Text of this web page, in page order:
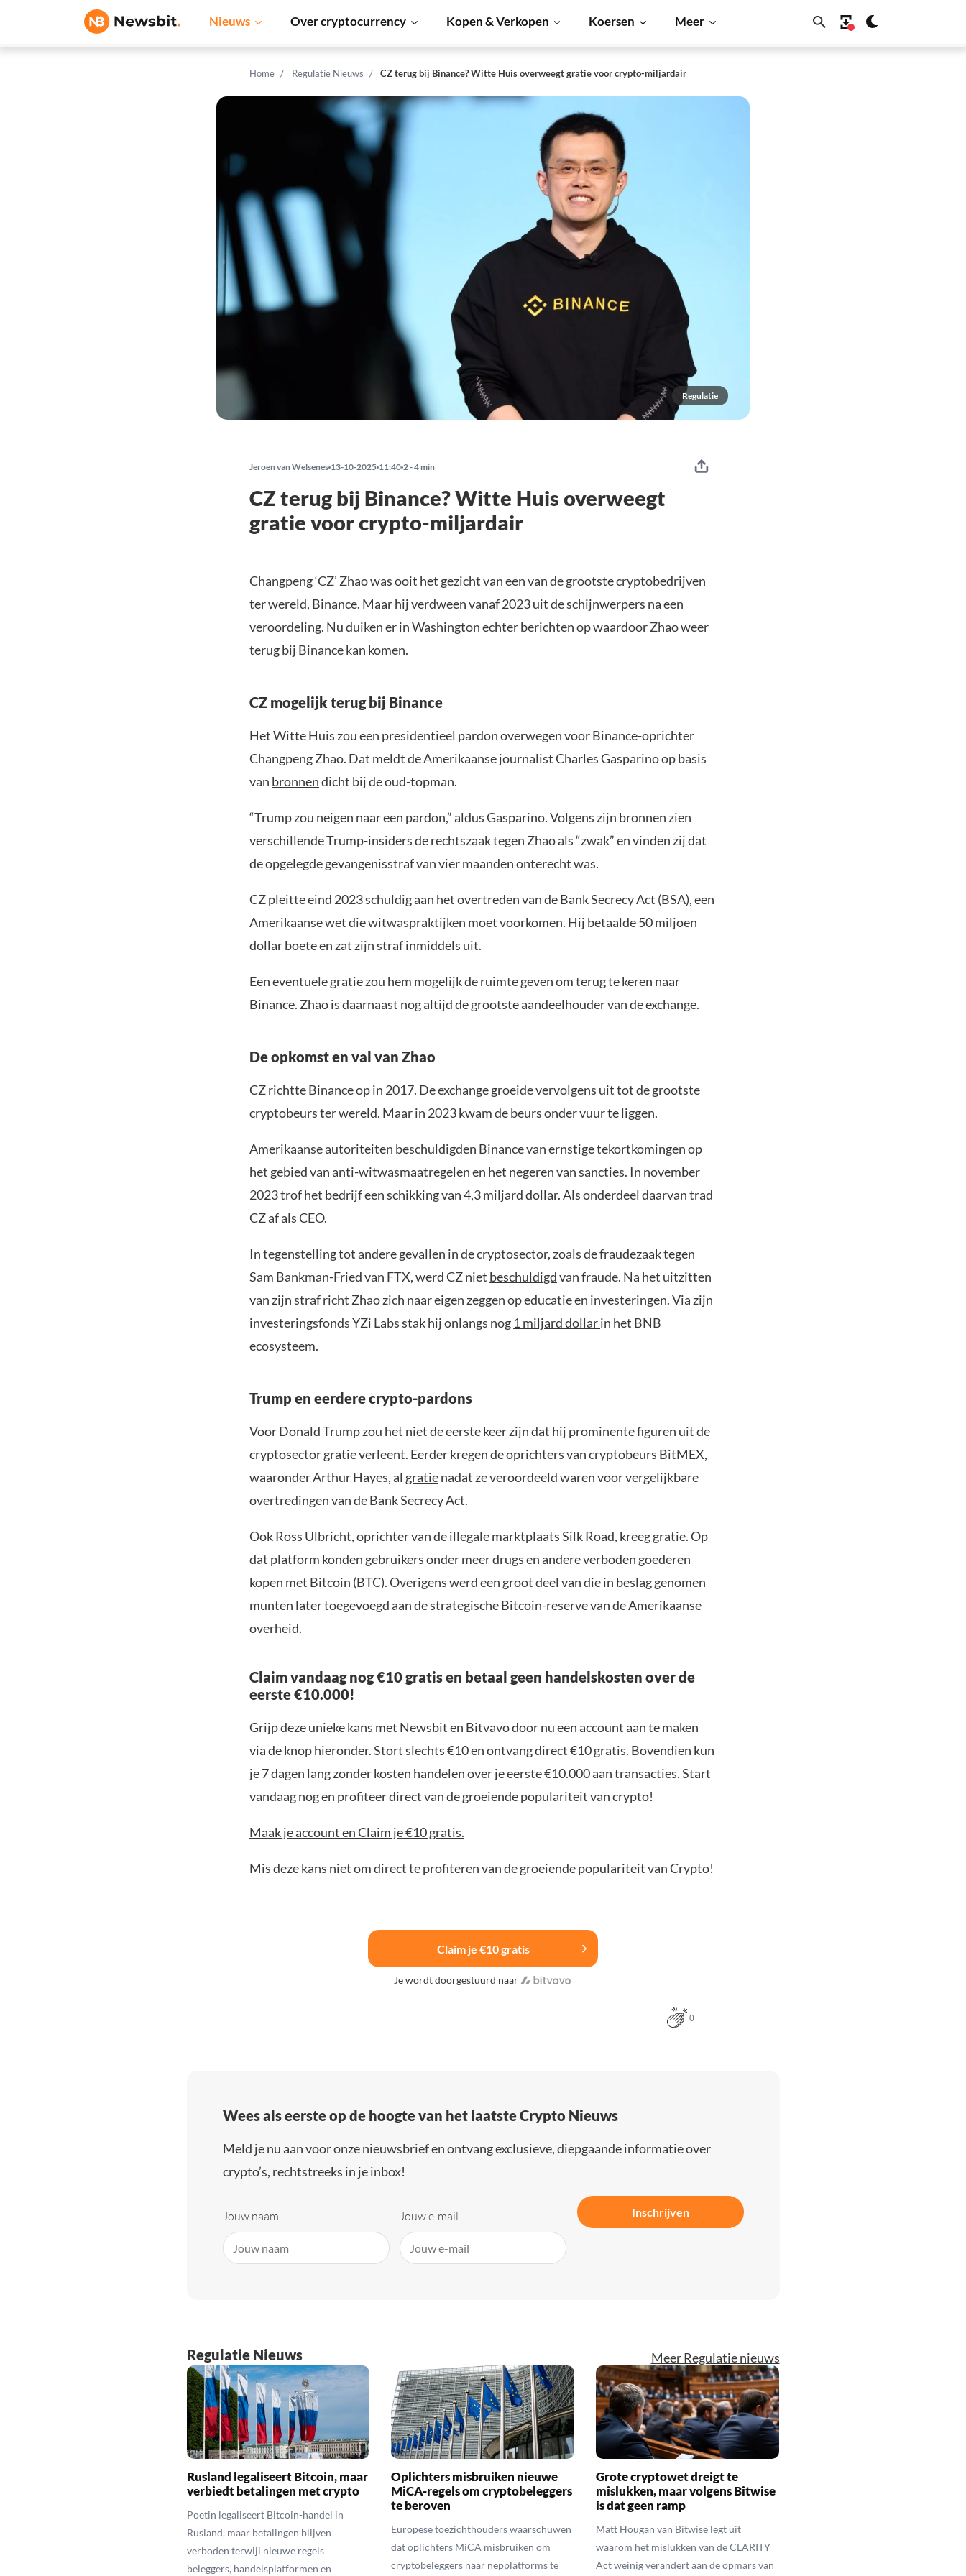
Nieuws Over cryptocurrency Kopen & Verkopen Koersen Meer
Home Regulatie Nieuws CZ terug bij Binance? Witte Huis overweegt gratie voor crypto-miljardair
Regulatie
Jeroen van Welsenes 13-10-2025 11:40 2 - 4 min
CZ terug bij Binance? Witte Huis overweegt
gratie voor crypto-miljardair
Changpeng ‘CZ’ Zhao was ooit het gezicht van een van de grootste cryptobedrijven
ter wereld, Binance. Maar hij verdween vanaf 2023 uit de schijnwerpers na een
veroordeling. Nu duiken er in Washington echter berichten op waardoor Zhao weer
terug bij Binance kan komen.
CZ mogelijk terug bij Binance
Het Witte Huis zou een presidentieel pardon overwegen voor Binance-oprichter
Changpeng Zhao. Dat meldt de Amerikaanse journalist Charles Gasparino op basis
van bronnendicht bij de oud-topman.
“Trump zou neigen naar een pardon,” aldus Gasparino. Volgens zijn bronnen zien
verschillende Trump-insiders de rechtszaak tegen Zhao als “zwak” en vinden zij dat
de opgelegde gevangenisstraf van vier maanden onterecht was.
CZ pleitte eind 2023 schuldig aan het overtreden van de Bank Secrecy Act (BSA), een
Amerikaanse wet die witwaspraktijken moet voorkomen. Hij betaalde 50 miljoen
dollar boete en zat zijn straf inmiddels uit.
Een eventuele gratie zou hem mogelijk de ruimte geven om terug te keren naar
Binance. Zhao is daarnaast nog altijd de grootste aandeelhouder van de exchange.
De opkomst en val van Zhao
CZ richtte Binance op in 2017. De exchange groeide vervolgens uit tot de grootste
cryptobeurs ter wereld. Maar in 2023 kwam de beurs onder vuur te liggen.
Amerikaanse autoriteiten beschuldigden Binance van ernstige tekortkomingen op
het gebied van anti-witwasmaatregelen en het negeren van sancties. In november
2023 trof het bedrijf een schikking van 4,3 miljard dollar. Als onderdeel daarvan trad
CZ af als CEO.
In tegenstelling tot andere gevallen in de cryptosector, zoals de fraudezaak tegen
Sam Bankman-Fried van FTX, werd CZ niet beschuldigdvan fraude. Na het uitzitten
van zijn straf richt Zhao zich naar eigen zeggen op educatie en investeringen. Via zijn
investeringsfonds YZi Labs stak hij onlangs nog 1 miljard dollarin het BNB
ecosysteem.
Trump en eerdere crypto-pardons
Voor Donald Trump zou het niet de eerste keer zijn dat hij prominente figuren uit de
cryptosector gratie verleent. Eerder kregen de oprichters van cryptobeurs BitMEX,
waaronder Arthur Hayes, al gratienadat ze veroordeeld waren voor vergelijkbare
overtredingen van de Bank Secrecy Act.
Ook Ross Ulbricht, oprichter van de illegale marktplaats Silk Road, kreeg gratie. Op
dat platform konden gebruikers onder meer drugs en andere verboden goederen
kopen met Bitcoin (BTC). Overigens werd een groot deel van die in beslag genomen
munten later toegevoegd aan de strategische Bitcoin-reserve van de Amerikaanse
overheid.
Claim vandaag nog €10 gratis en betaal geen handelskosten over de
eerste €10.000!
Grijp deze unieke kans met Newsbit en Bitvavo door nu een account aan te maken
via de knop hieronder. Stort slechts €10 en ontvang direct €10 gratis. Bovendien kun
je 7 dagen lang zonder kosten handelen over je eerste €10.000 aan transacties. Start
vandaag nog en profiteer direct van de groeiende populariteit van crypto!
Maak je account en Claim je €10 gratis.
Mis deze kans niet om direct te profiteren van de groeiende populariteit van Crypto!
Claim je €10 gratis
Je wordt doorgestuurd naar
0
Wees als eerste op de hoogte van het laatste Crypto Nieuws
Meld je nu aan voor onze nieuwsbrief en ontvang exclusieve, diepgaande informatie over
crypto’s, rechtstreeks in je inbox!
Jouw naam Jouw e-mail Inschrijven
Regulatie Nieuws Meer Regulatie nieuws
Rusland legaliseert Bitcoin, maar
verbiedt betalingen met crypto
Poetin legaliseert Bitcoin-handel in
Rusland, maar betalingen blijven
verboden terwijl nieuwe regels
beleggers, handelsplatformen en
Oplichters misbruiken nieuwe
MiCA-regels om cryptobeleggers
te beroven
Europese toezichthouders waarschuwen
dat oplichters MiCA misbruiken om
cryptobeleggers naar nepplatforms te
Grote cryptowet dreigt te
mislukken, maar volgens Bitwise
is dat geen ramp
Matt Hougan van Bitwise legt uit
waarom het mislukken van de CLARITY
Act weinig verandert aan de opmars van